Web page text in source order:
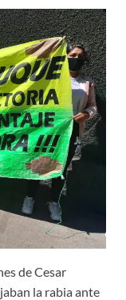
de Cesar
la rabia ante